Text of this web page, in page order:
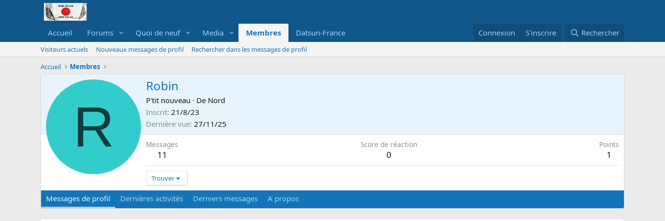
Accueil Forums Quoi de neuf Media Membres Datsun-France Connexion S'inscrire Rechercher
Visiteurs actuels Nouveaux messages de profil
Rechercher dans les messages de profil
Accueil
Membres
R
Robin
P'tit nouveau · De Nord
Inscrit 21/8/23
Dernière vue 27/11/25
Messages
11
Score de réaction
0
Points
1
Trouver
Messages de profil Dernières activités Derniers messages A propos